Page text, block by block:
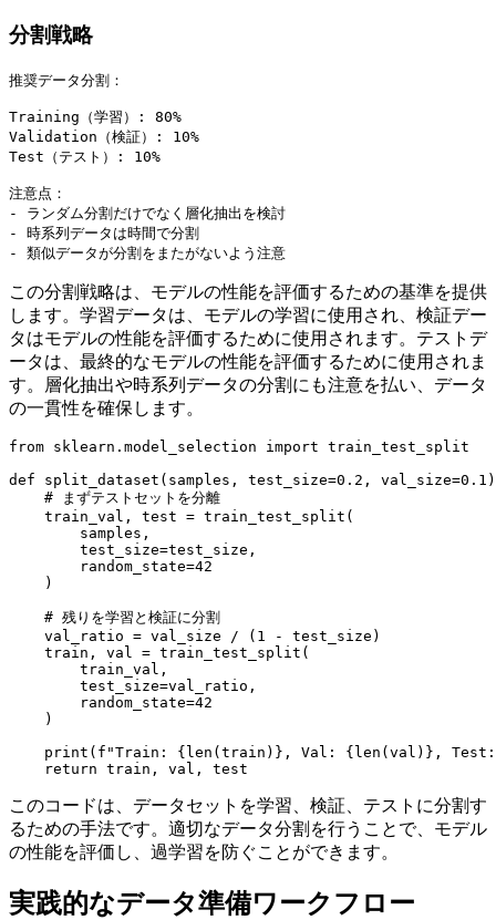
分割戦略
推奨データ分割：
Training（学習）: 80%
Validation（検証）: 10%
Test（テスト）: 10%
注意点：
- ランダム分割だけでなく層化抽出を検討
- 時系列データは時間で分割
この分割戦略は、モデルの性能を評価するための基準を提供
します。学習データは、モデルの学習に使用され、検証デー
タはモデルの性能を評価するために使用されます。テストデ
ータは、最終的なモデルの性能を評価するために使用されま
す。層化抽出や時系列データの分割にも注意を払い、データ
の一貫性を確保します。
from sklearn.model_selection import train_test_split
def split_dataset(samples, test_size=0.2,
    # まずテストセットを分離
    train_val, test = train_test_split(
        samples,
        test_size=test_size,
        random_state=42
    )
    # 残りを学習と検証に分割
    val_ratio = val_size / (1 - test_size)
    train, val = train_test_split(
        train_val,
        test_size=val_ratio,
        random_state=42
    )
print(f"Train: {len(train)}, Val: {len(val)},
このコードは、データセットを学習、検証、テストに分割す
るための手法です。適切なデータ分割を行うことで、モデル
の性能を評価し、過学習を防ぐことができます。
実践的なデータ準備ワークフロー